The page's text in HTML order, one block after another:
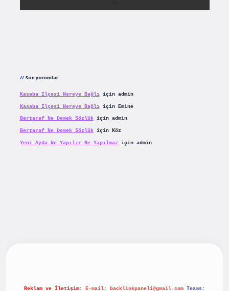
Son yorumlar
Kasaba Ilçesi Nereye Bağlıiçin admin
Kasaba Ilçesi Nereye Bağlıiçin Emine
Bertaraf Ne Demek Sözlükiçin admin
Bertaraf Ne Demek Sözlükiçin Köz
Yeni Ayda Ne Yapılır Ne Yapılmaziçin admin
Reklam ve İletişim: E-mail: backlinkpaneli@gmail.com Teams: